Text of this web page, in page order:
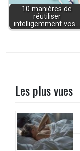
10 manières de
réutiliser
intelligemment vos…
Les plus vues